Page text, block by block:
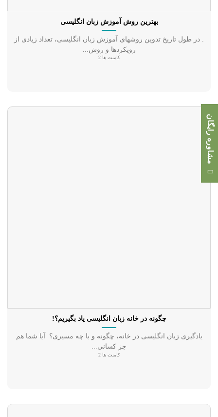
بهترین روش آموزش زبان انگلیسی
. در طول تاریخ تدوین روشهای آموزش زبان انگلیسی، تعداد زیادی از
رویکردها و روش...
کامنت ها 2
چگونه در خانه زبان انگلیسی یاد بگیریم؟!
یادگیری زبان انگلیسی در خانه، چگونه و با چه مسیری؟ آیا شما هم
جز کسانی...
کامنت ها 2
مشاوره رایگان